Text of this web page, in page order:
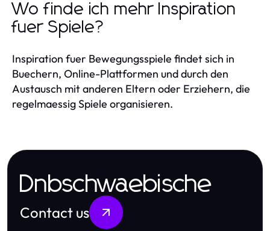
Wo finde ich mehr Inspiration
fuer Spiele?
Inspiration fuer Bewegungsspiele findet sich in
Buechern, Online-Plattformen und durch den
Austausch mit anderen Eltern oder Erziehern, die
regelmaessig Spiele organisieren.
Dnbschwaebische
Contact us